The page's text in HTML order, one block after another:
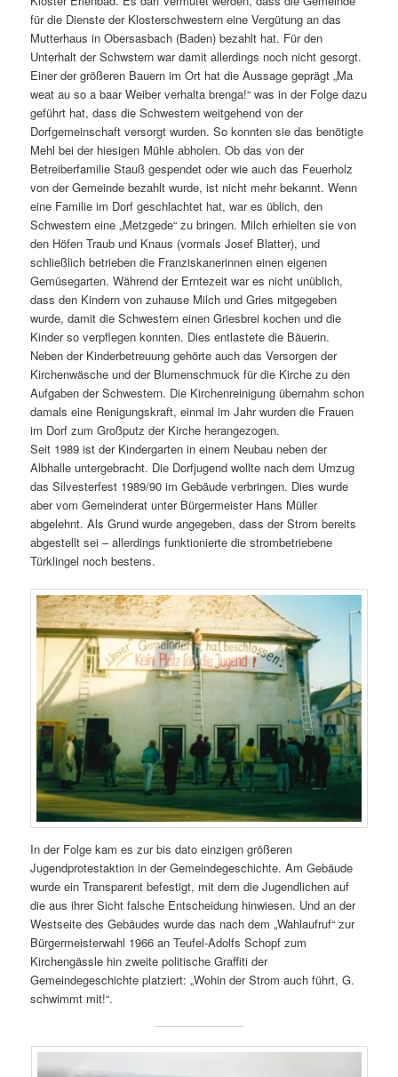
für die Dienste der Klosterschwestern eine Vergütung an das
Mutterhaus in Obersasbach (Baden) bezahlt hat. Für den
Unterhalt der Schwstern war damit allerdings noch nicht gesorgt.
Einer der größeren Bauern im Ort hat die Aussage geprägt „Ma
weat au so a baar Weiber verhalta brenga!“ was in der Folge dazu
geführt hat, dass die Schwestern weitgehend von der
Dorfgemeinschaft versorgt wurden. So konnten sie das benötigte
Mehl bei der hiesigen Mühle abholen. Ob das von der
Betreiberfamilie Stauß gespendet oder wie auch das Feuerholz
von der Gemeinde bezahlt wurde, ist nicht mehr bekannt. Wenn
eine Familie im Dorf geschlachtet hat, war es üblich, den
Schwestern eine „Metzgede“ zu bringen. Milch erhielten sie von
den Höfen Traub und Knaus (vormals Josef Blatter), und
schließlich betrieben die Franziskanerinnen einen eigenen
Gemüsegarten. Während der Erntezeit war es nicht unüblich,
dass den Kindern von zuhause Milch und Gries mitgegeben
wurde, damit die Schwestern einen Griesbrei kochen und die
Kinder so verpflegen konnten. Dies entlastete die Bäuerin.
Neben der Kinderbetreuung gehörte auch das Versorgen der
Kirchenwäsche und der Blumenschmuck für die Kirche zu den
Aufgaben der Schwestern. Die Kirchenreinigung übernahm schon
damals eine Renigungskraft, einmal im Jahr wurden die Frauen
im Dorf zum Großputz der Kirche herangezogen.
Seit 1989 ist der Kindergarten in einem Neubau neben der
Albhalle untergebracht. Die Dorfjugend wollte nach dem Umzug
das Silvesterfest 1989/90 im Gebäude verbringen. Dies wurde
aber vom Gemeinderat unter Bürgermeister Hans Müller
abgelehnt. Als Grund wurde angegeben, dass der Strom bereits
abgestellt sei – allerdings funktionierte die strombetriebene
Türklingel noch bestens.
In der Folge kam es zur bis dato einzigen größeren
Jugendprotestaktion in der Gemeindegeschichte. Am Gebäude
wurde ein Transparent befestigt, mit dem die Jugendlichen auf
die aus ihrer Sicht falsche Entscheidung hinwiesen. Und an der
Westseite des Gebäudes wurde das nach dem „Wahlaufruf“ zur
Bürgermeisterwahl 1966 an Teufel-Adolfs Schopf zum
Kirchengässle hin zweite politische Graffiti der
Gemeindegeschichte platziert: „Wohin der Strom auch führt, G.
schwimmt mit!“.